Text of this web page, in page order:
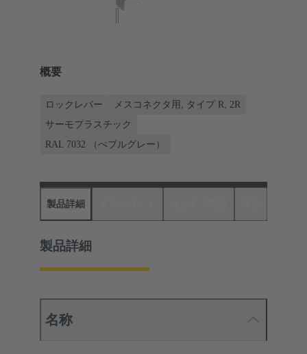
概要
ロックレバー
メスコネクタ用, タイプ R, 2R
サーモプラスチック
RAL 7032 （ぺブルグレー）
製品詳細
製品詳細
名称